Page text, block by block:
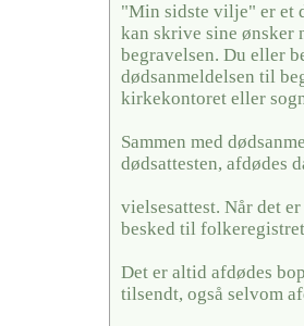
"Min sidste vilje" er et
kan skrive sine ønsker
begravelsen. Du eller
dødsanmeldelsen til
kirkekontoret eller
Sammen med
dødsattesten, afdødes
vielsesattest. Når det
besked til
Det er altid afdødes
tilsendt, også selvom